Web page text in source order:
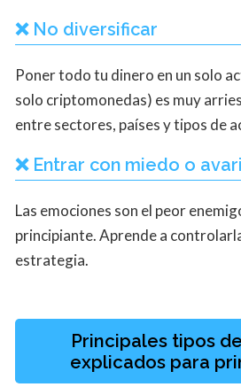
❌ No diversificar
Poner todo tu dinero en un solo
solo criptomonedas) es muy
entre sectores, países y tipos de
❌ Entrar con miedo o
Las emociones son el peor
principiante. Aprende a
estrategia.
Principales tipos
explicados para